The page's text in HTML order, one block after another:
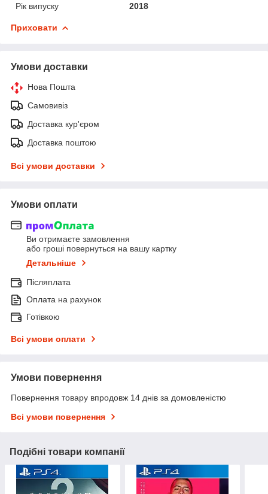
Рік випуску
2018
Приховати
Умови доставки
Нова Пошта
Самовивіз
Доставка кур'єром
Доставка поштою
Всі умови доставки
Умови оплати
Ви отримаєте замовлення
або гроші повернуться на вашу картку
Детальніше
Післяплата
Оплата на рахунок
Готівкою
Всі умови оплати
Умови повернення
Повернення товару впродовж 14 днів за домовленістю
Всі умови повернення
Подібні товари компанії